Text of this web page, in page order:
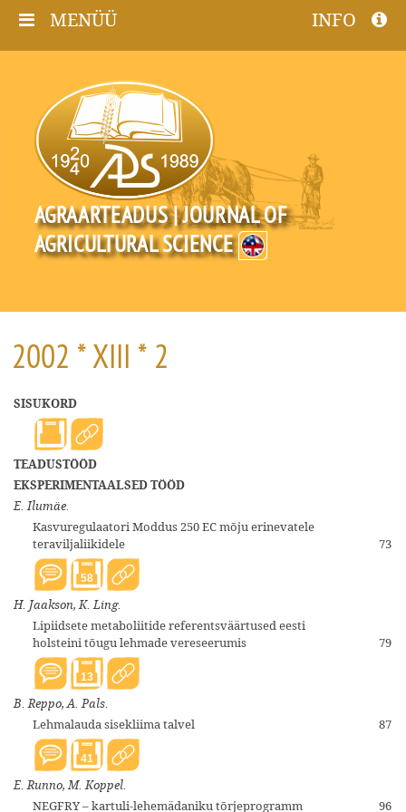
MENÜÜ INFO
AGRAARTEADUS | JOURNAL OF
AGRICULTURAL SCIENCE
2002 * XIII * 2
SISUKORD
TEADUSTÖÖD
EKSPERIMENTAALSED TÖÖD
E. Ilumäe.
Kasvuregulaatori Moddus 250 EC mõju erinevatele
teraviljaliikidele
73
58
H. Jaakson, K. Ling.
Lipiidsete metaboliitide referentsväärtused eesti
holsteini tõugu lehmade vereseerumis
79
13
B. Reppo, A. Pals.
Lehmalauda sisekliima talvel 87
41
E. Runno, M. Koppel.
NEGFRY – kartuli-lehemädaniku tõrjeprogramm 96